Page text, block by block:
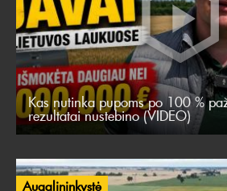
Kas nutinka pupoms po 100 %
rezultatai nustebino (VIDEO)
Augalininkystė